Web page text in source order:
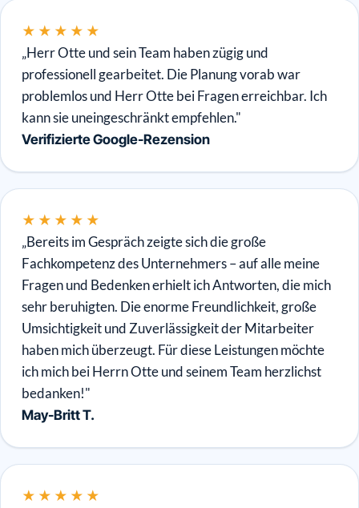
★★★★★
„Herr Otte und sein Team haben zügig und
professionell gearbeitet. Die Planung vorab war
problemlos und Herr Otte bei Fragen erreichbar. Ich
kann sie uneingeschränkt empfehlen."
Verifizierte Google-Rezension
★★★★★
„Bereits im Gespräch zeigte sich die große
Fachkompetenz des Unternehmers – auf alle meine
Fragen und Bedenken erhielt ich Antworten, die mich
sehr beruhigten. Die enorme Freundlichkeit, große
Umsichtigkeit und Zuverlässigkeit der Mitarbeiter
haben mich überzeugt. Für diese Leistungen möchte
ich mich bei Herrn Otte und seinem Team herzlichst
bedanken!"
May-Britt T.
★★★★★